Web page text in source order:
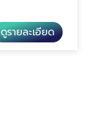
ดูรายละเอียด